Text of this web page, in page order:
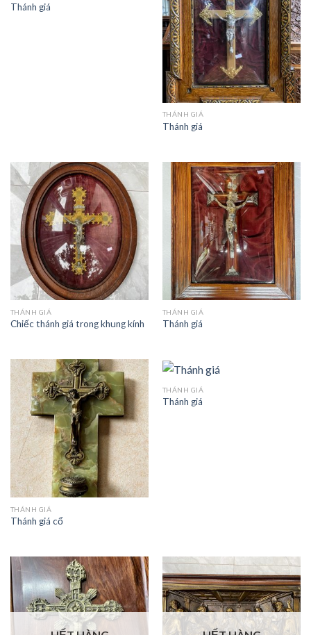
Thánh giá
THÁNH GIÁ
Thánh giá
THÁNH GIÁ
Chiếc thánh giá trong khung kính
THÁNH GIÁ
Thánh giá
THÁNH GIÁ
Thánh giá cổ
THÁNH GIÁ
Thánh giá